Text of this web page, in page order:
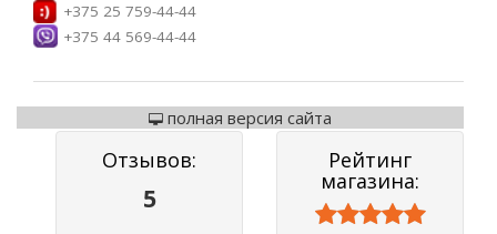
+375 25 759-44-44
+375 44 569-44-44
полная версия сайта
Отзывов:
5
Рейтинг
магазина:


